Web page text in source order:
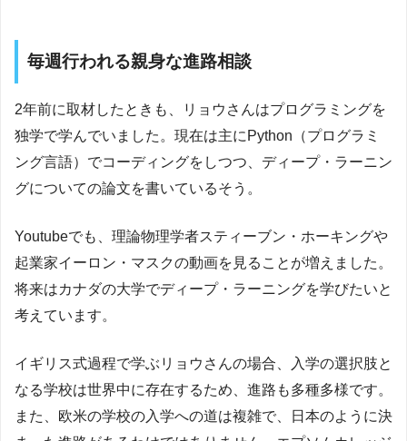
毎週行われる親身な進路相談
2年前に取材したときも、リョウさんはプログラミングを
独学で学んでいました。現在は主にPython（プログラミ
ング言語）でコーディングをしつつ、ディープ・ラーニン
グについての論文を書いているそう。
Youtubeでも、理論物理学者スティーブン・ホーキングや
起業家イーロン・マスクの動画を見ることが増えました。
将来はカナダの大学でディープ・ラーニングを学びたいと
考えています。
イギリス式過程で学ぶリョウさんの場合、入学の選択肢と
なる学校は世界中に存在するため、進路も多種多様です。
また、欧米の学校の入学への道は複雑で、日本のように決